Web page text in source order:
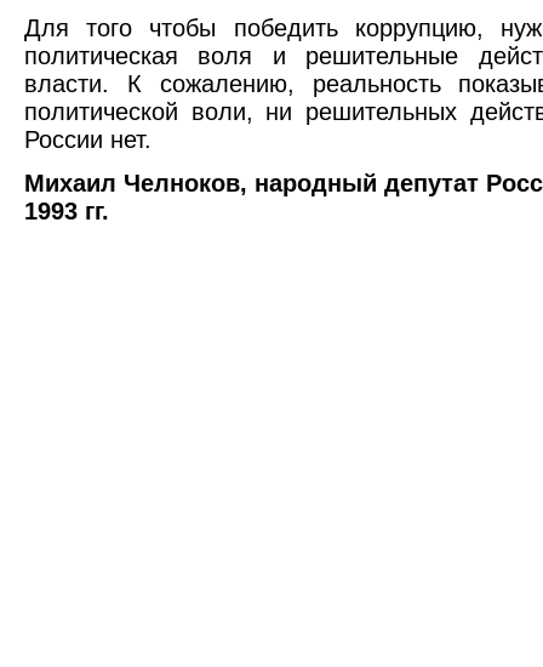
Для того чтобы победить коррупцию,
политическая воля и решительные
власти. К сожалению, реальность
политической воли, ни решительных
России нет.
Михаил Челноков, народный депутат
1993 гг.